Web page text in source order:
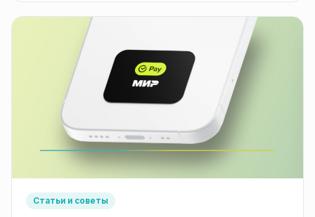
Статьи и советы